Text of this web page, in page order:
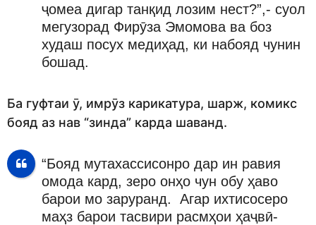
ҷомеа дигар танқид лозим нест?”,- суол
мегузорад Фирӯза Эмомова ва боз
худаш посух медиҳад, ки набояд чунин
бошад.
Ба гуфтаи ӯ, имрӯз карикатура, шарж, комикс
бояд аз нав “зинда” карда шаванд.
“Бояд мутахассисонро дар ин равия
омода кард, зеро онҳо чун обу ҳаво
барои мо заруранд. Агар ихтисосеро
маҳз барои тасвири расмҳои ҳаҷвӣ-